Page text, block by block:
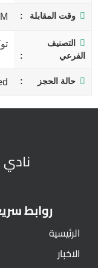
وقت المقابلة
التصنيف
الفرعي
حالة الحجز
نادي
روابط
الرئيسية
الاخبار